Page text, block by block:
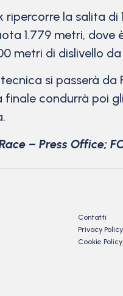
ripercorre la salita
1.779 metri, dove
metri di dislivello
si passerà da
finale condurrà poi
– Press Office;
Contatti
Privacy Policy
Cookie Policy